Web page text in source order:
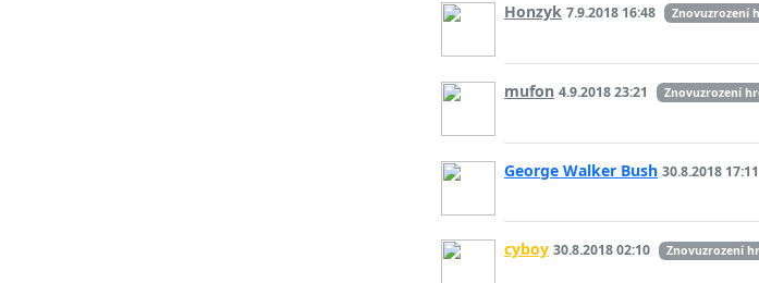
Honzyk 7.9.2018 16:48 Znovuzrození
mufon 4.9.2018 23:21 Znovuzrození
George Walker Bush 30.8.2018 17:11
cyboy 30.8.2018 02:10 Znovuzrození